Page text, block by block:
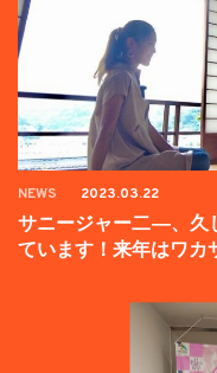
NEWS 2023.03.22
サニージャー二―、久
ています！来年はワカ